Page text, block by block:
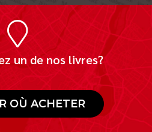
un de nos livres?
OÙ ACHETER